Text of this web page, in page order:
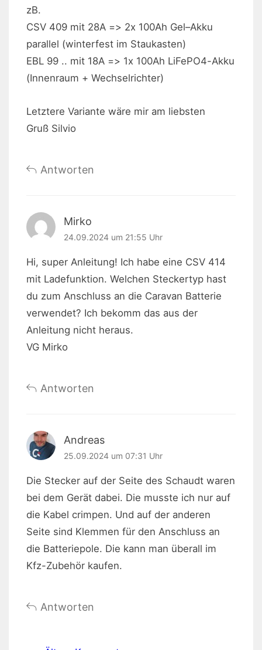
zB.
CSV 409 mit 28A => 2x 100Ah Gel–Akku
parallel (winterfest im Staukasten)
EBL 99 .. mit 18A => 1x 100Ah LiFePO4-Akku
(Innenraum + Wechselrichter)
Letztere Variante wäre mir am liebsten
Gruß Silvio
Antworten
Mirko
24.09.2024 um 21:55 Uhr
Hi, super Anleitung! Ich habe eine CSV 414
mit Ladefunktion. Welchen Steckertyp hast
du zum Anschluss an die Caravan Batterie
verwendet? Ich bekomm das aus der
Anleitung nicht heraus.
VG Mirko
Antworten
Andreas
25.09.2024 um 07:31 Uhr
Die Stecker auf der Seite des Schaudt waren
bei dem Gerät dabei. Die musste ich nur auf
die Kabel crimpen. Und auf der anderen
Seite sind Klemmen für den Anschluss an
die Batteriepole. Die kann man überall im
Kfz-Zubehör kaufen.
Antworten